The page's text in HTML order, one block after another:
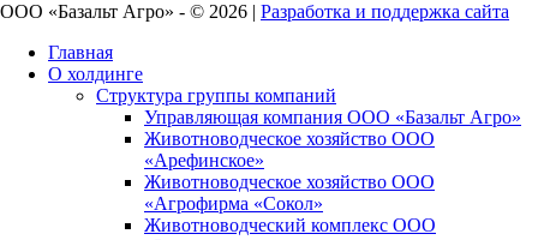
ООО «Базальт Агро» - © 2026 | Разработка и поддержка сайта
Главная
О холдинге
Структура группы компаний
Управляющая компания ООО «Базальт Агро»
Животноводческое хозяйство ООО
«Арефинское»
Животноводческое хозяйство ООО
«Агрофирма «Сокол»
Животноводческий комплекс ООО